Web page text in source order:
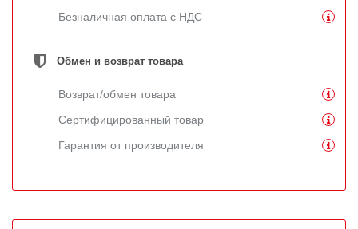
Безналичная оплата с НДС
Обмен и возврат товара
Возврат/обмен товара
Сертифицированный товар
Гарантия от производителя